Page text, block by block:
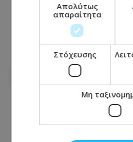
«Κόλαφος» η Τζούλια
κατά της Χρυσηίδας
Απειλεί ότι θα κινηθεί
07.08.2026 - 10:46
Απολύτως
απαραίτητα
Στόχευσης
Μη